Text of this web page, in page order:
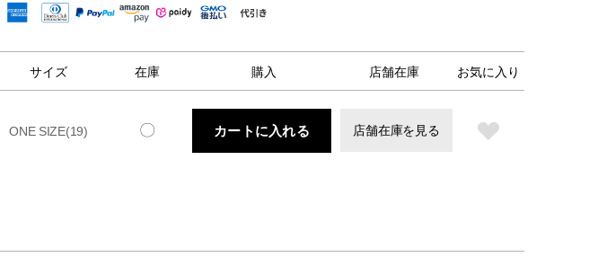
サイズ 在庫 購入 店舗在庫 お気に入り
ONE SIZE(19) 〇 カートに入れる 店舗在庫を見る